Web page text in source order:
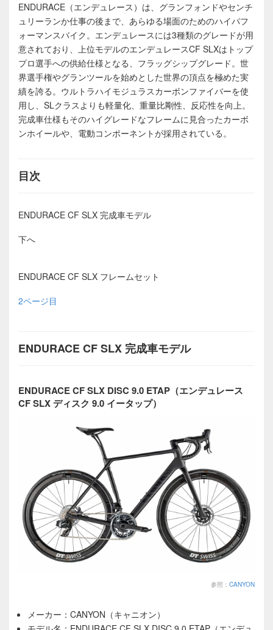
ENDURACE（エンデュレース）は、グランフォンドやセンチ
ュリーランか仕事の後まで、あらゆる場面のためのハイパフ
ォーマンスバイク。エンデュレースには3種類のグレードが用
意されており、上位モデルのエンデュレースCF SLXはトップ
プロ選手への供給仕様となる、フラッグシップグレード。世
界選手権やグランツールを始めとした世界の頂点を極めた実
績を誇る。ウルトラハイモジュラスカーボンファイバーを使
用し、SLクラスよりも軽量化、重量比剛性、反応性を向上。
完成車仕様もそのハイグレードなフレームに見合ったカーボ
ンホイールや、電動コンポーネントが採用されている。
目次
ENDURACE CF SLX 完成車モデル
下へ
ENDURACE CF SLX フレームセット
2ページ目
ENDURACE CF SLX 完成車モデル
ENDURACE CF SLX DISC 9.0 ETAP（エンデュレース
CF SLX ディスク 9.0 イータップ）
参照： CANYON
メーカー：CANYON（キャニオン）